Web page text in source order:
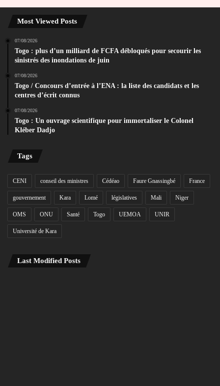
Most Viewed Posts
07/08/2026
Togo : plus d’un milliard de FCFA débloqués pour secourir les
sinistrés des inondations de juin
07/08/2026
Togo / Concours d’entrée à l’ENA : la liste des candidats et les
centres d’écrit connus
07/08/2026
Togo : Un ouvrage scientifique pour immortaliser le Colonel
Kléber Dadjo
Tags
CENI conseil des ministres Cédéao Faure Gnassingbé France
gouvernement Kara Lomé législatives Mali Niger
OMS ONU Santé Togo UEMOA UNIR
Université de Kara
Last Modified Posts